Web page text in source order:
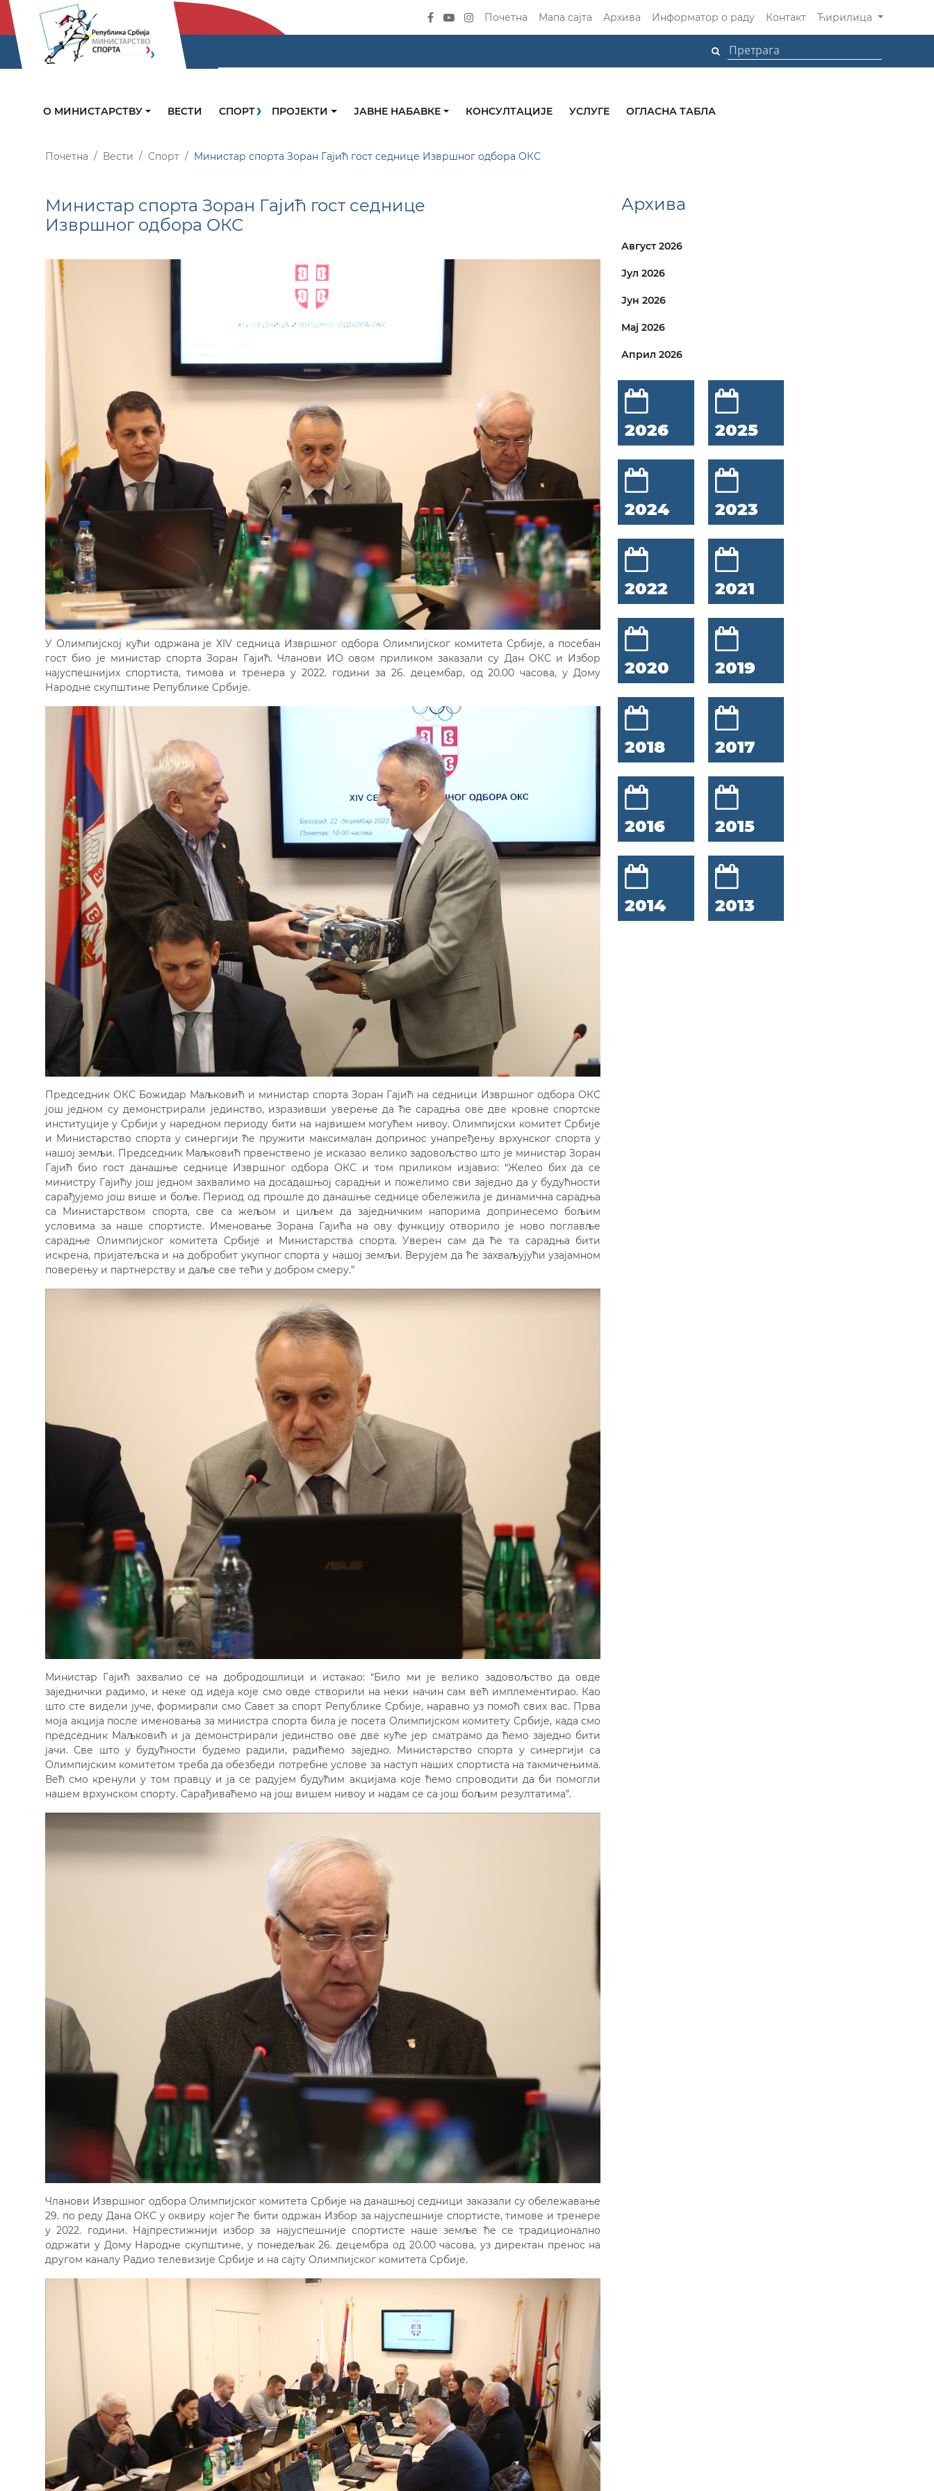
Почетна Мапа сајта Архива Информатор о раду Контакт Ћирилица
О МИНИСТАРСТВУ ВЕСТИ СПОРТ ПРОЈЕКТИ ЈАВНЕ НАБАВКЕ КОНСУЛТАЦИЈЕ УСЛУГЕ ОГЛАСНА ТАБЛА
Почетна Вести Спорт Министар спорта Зоран Гајић гост седнице Извршног одбора ОКС
Министар спорта Зоран Гајић гост седнице
Извршног одбора ОКС
У Олимпијској кући одржана је XIV седница Извршног одбора Олимпијског комитета Србије, а посебан
гост био је министар спорта Зоран Гајић. Чланови ИО овом приликом заказали су Дан ОКС и Избор
најуспешнијих спортиста, тимова и тренера у 2022. години за 26. децембар, од 20.00 часова, у Дому
Народне скупштине Републике Србије.
Председник ОКС Божидар Маљковић и министар спорта Зоран Гајић на седници Извршног одбора ОКС
још једном су демонстрирали јединство, изразивши уверење да ће сарадња ове две кровне спортске
институције у Србији у наредном периоду бити на највишем могућем нивоу. Олимпијски комитет Србије
и Министарство спорта у синергији ће пружити максималан допринос унапређењу врхунског спорта у
нашој земљи. Председник Маљковић првенствено је исказао велико задовољство што је министар Зоран
Гајић био гост данашње седнице Извршног одбора ОКС и том приликом изјавио: “Желео бих да се
министру Гајићу још једном захвалимо на досадашњој сарадњи и пожелимо сви заједно да у будућности
сарађујемо још више и боље. Период од прошле до данашње седнице обележила је динамична сарадња
са Министарством спорта, све са жељом и циљем да заједничким напорима допринесемо бољим
условима за наше спортисте. Именовање Зорана Гајића на ову функцију отворило је ново поглавље
сарадње Олимпијског комитета Србије и Министарства спорта. Уверен сам да ће та сарадња бити
искрена, пријатељска и на добробит укупног спорта у нашој земљи. Верујем да ће захваљујући узајамном
поверењу и партнерству и даље све тећи у добром смеру.”
Министар Гајић захвалио се на добродошлици и истакао: “Било ми је велико задовољство да овде
заједнички радимо, и неке од идеја које смо овде створили на неки начин сам већ имплементирао. Као
што сте видели јуче, формирали смо Савет за спорт Републике Србије, наравно уз помоћ свих вас. Прва
моја акција после именовања за министра спорта била је посета Олимпијском комитету Србије, када смо
председник Маљковић и ја демонстрирали јединство ове две куће јер сматрамо да ћемо заједно бити
јачи. Све што у будућности будемо радили, радићемо заједно. Министарство спорта у синергији са
Олимпијским комитетом треба да обезбеди потребне услове за наступ наших спортиста на такмичењима.
Већ смо кренули у том правцу и ја се радујем будућим акцијама које ћемо спроводити да би помогли
нашем врхунском спорту. Сарађиваћемо на још вишем нивоу и надам се са још бољим резултатима”.
Чланови Извршног одбора Олимпијског комитета Србије на данашњој седници заказали су обележавање
29. по реду Дана ОКС у оквиру којег ће бити одржан Избор за најуспешније спортисте, тимове и тренере
у 2022. години. Најпрестижнији избор за најуспешније спортисте наше земље ће се традиционално
одржати у Дому Народне скупштине, у понедељак 26. децембра од 20.00 часова, уз директан пренос на
другом каналу Радио телевизије Србије и на сајту Олимпијског комитета Србије.
Архива
Август 2026
Јул 2026
Јун 2026
Мај 2026
Април 2026
2026 2025
2024 2023
2022 2021
2020 2019
2018 2017
2016 2015
2014 2013